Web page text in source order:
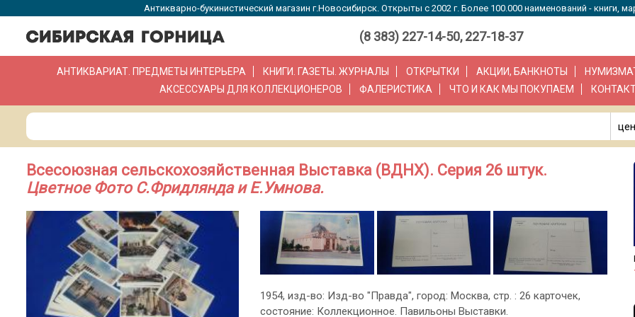
Антикварно-букинистический магазин г.Новосибирск. Открыты с 2002 г. Более 100.000 наименований - книги,
(8 383) 227-14-50, 227-18-37
АНТИКВАРИАТ. ПРЕДМЕТЫ ИНТЕРЬЕРА КНИГИ. ГАЗЕТЫ. ЖУРНАЛЫ ОТКРЫТКИ АКЦИИ, БАНКНОТЫ
АКСЕССУАРЫ ДЛЯ КОЛЛЕКЦИОНЕРОВ
ФАЛЕРИСТИКА ЧТО И КАК МЫ ПОКУПАЕМ
Всесоюзная сельскохозяйственная Выставка (ВДНХ). Серия 26 штук.
Цветное Фото С.Фридлянда и Е.Умнова.
1954, изд-во: Изд-во "Правда", город: Москва, стр. : 26 карточек,
состояние: Коллекционное. Павильоны Выставки.